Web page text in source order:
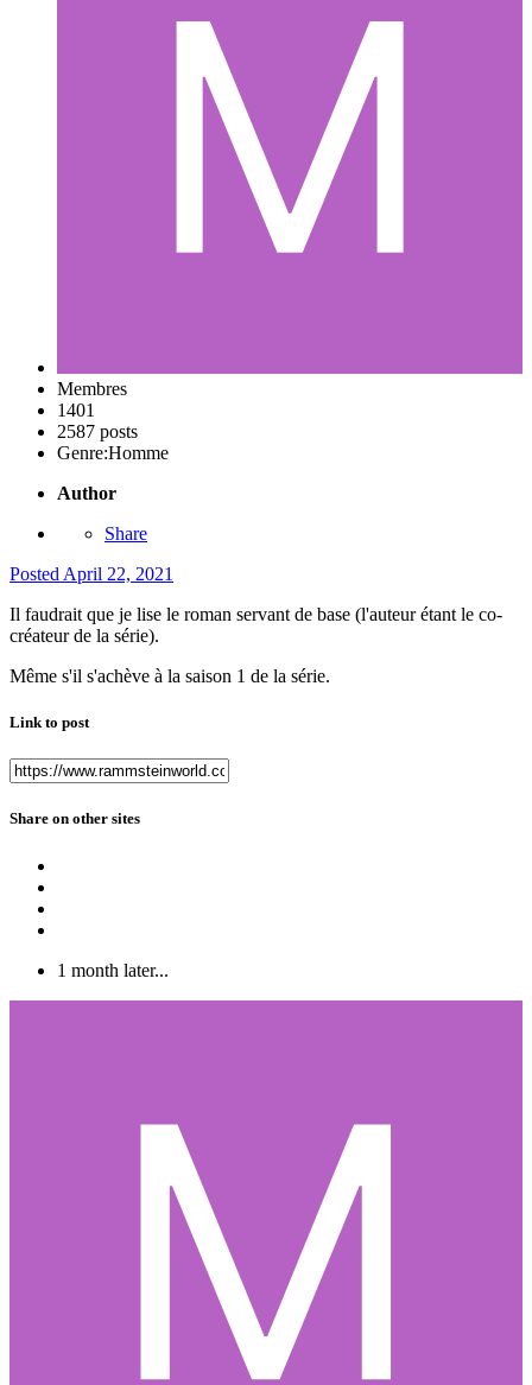
Membres
1401
2587 posts
Genre:Homme
Author
Share
Posted April 22, 2021
Il faudrait que je lise le roman servant de base (l'auteur étant le co-
créateur de la série).
Même s'il s'achève à la saison 1 de la série.
Link to post
Share on other sites
1 month later...